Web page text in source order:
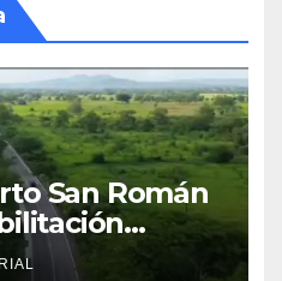
San Román